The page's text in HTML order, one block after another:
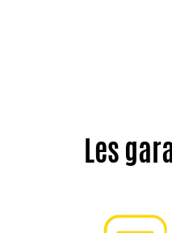
Les